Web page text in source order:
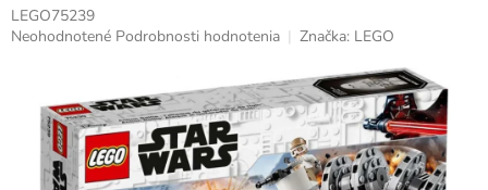
LEGO75239
Priemerné
hviezdičiek.
Neohodnotené Podrobnosti hodnotenia Značka: LEGO